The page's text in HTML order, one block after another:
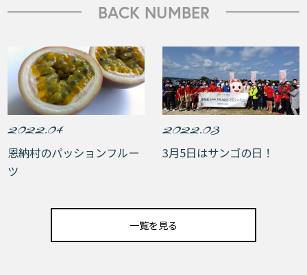
BACK NUMBER
2022.04
恩納村のパッションフルー
ツ
2022.03
3月5日はサンゴの日！
一覧を見る